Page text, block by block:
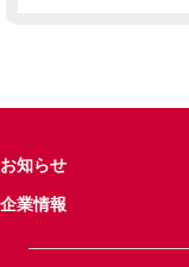
お知らせ
企業情報